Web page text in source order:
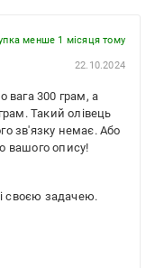
менше 1 місяця томy
22.10.2024
вага 300 грам, а
Такий олівець
зв'язку немає. Або
вашого опису!
своєю задачею.